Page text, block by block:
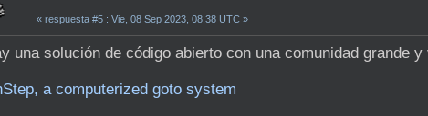
« respuesta #5 : Vie, 08 Sep 2023, 08:38 UTC »
una solución de código abierto con una comunidad grande
a computerized goto system